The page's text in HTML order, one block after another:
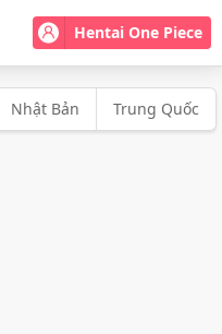
Hentai One Piece
Nhật Bản Trung Quốc